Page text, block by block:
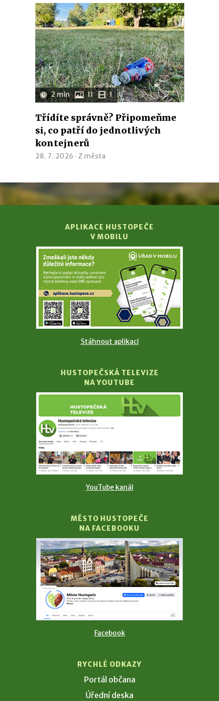
2 min 11 1
Třídíte správně? Připomeňme
si, co patří do jednotlivých
kontejnerů
28. 7. 2026 · Z města
APLIKACE HUSTOPEČE
V MOBILU
Stáhnout aplikaci
HUSTOPEČSKÁ TELEVIZE
NA YOUTUBE
YouTube kanál
MĚSTO HUSTOPEČE
NA FACEBOOKU
Facebook
RYCHLÉ ODKAZY
Portál občana
Úřední deska